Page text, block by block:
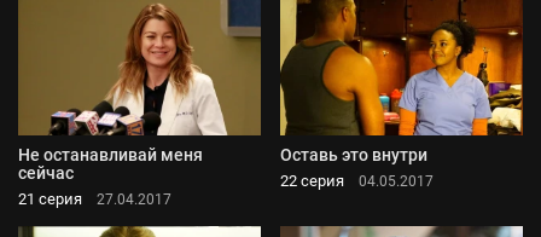
Не останавливай меня
сейчас
21 серия 27.04.2017
Оставь это внутри
22 серия 04.05.2017